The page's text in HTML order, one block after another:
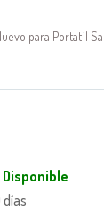
para Portatil
Disponible